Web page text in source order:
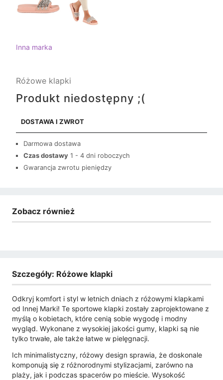
Inna marka
Różowe klapki
Produkt niedostępny ;(
DOSTAWA I ZWROT
Darmowa dostawa
Czas dostawy 1 - 4 dni roboczych
Gwarancja zwrotu pieniędzy
Zobacz również
Szczegóły: Różowe klapki
Odkryj komfort i styl w letnich dniach z różowymi klapkami
od Innej Marki! Te sportowe klapki zostały zaprojektowane z
myślą o kobietach, które cenią sobie wygodę i modny
wygląd. Wykonane z wysokiej jakości gumy, klapki są nie
tylko trwałe, ale także łatwe w pielęgnacji.
Ich minimalistyczny, różowy design sprawia, że doskonale
komponują się z różnorodnymi stylizacjami, zarówno na
plaży, jak i podczas spacerów po mieście. Wysokość